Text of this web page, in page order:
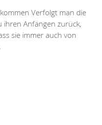
Verfolgt man die
ihren Anfängen zurück,
sie immer auch von